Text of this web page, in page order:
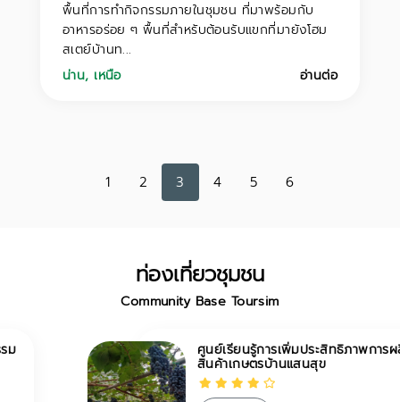
พื้นที่การทำกิจกรรมภายในชุมชน ที่มาพร้อมกับ
อาหารอร่อย ๆ พื้นที่สำหรับต้อนรับแขกที่มายังโฮม
สเตย์บ้านท...
น่าน, เหนือ อ่านต่อ
1 2 3 4 5 6
ท่องเที่ยวชุมชน
Community Base Toursim
ศูนย์เรียนรู้การเพิ่มประสิทธิภาพการผลิต
สินค้าเกษตรบ้านแสนสุข